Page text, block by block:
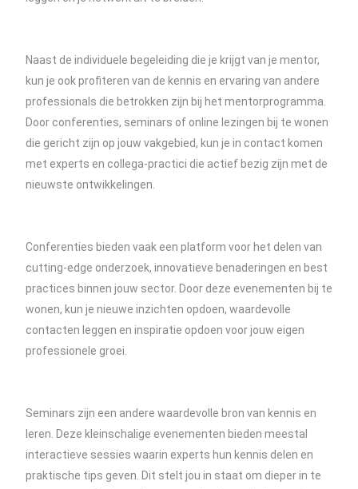
Naast de individuele begeleiding die je krijgt van je mentor,
kun je ook profiteren van de kennis en ervaring van andere
professionals die betrokken zijn bij het mentorprogramma.
Door conferenties, seminars of online lezingen bij te wonen
die gericht zijn op jouw vakgebied, kun je in contact komen
met experts en collega-practici die actief bezig zijn met de
nieuwste ontwikkelingen.
Conferenties bieden vaak een platform voor het delen van
cutting-edge onderzoek, innovatieve benaderingen en best
practices binnen jouw sector. Door deze evenementen bij te
wonen, kun je nieuwe inzichten opdoen, waardevolle
contacten leggen en inspiratie opdoen voor jouw eigen
professionele groei.
Seminars zijn een andere waardevolle bron van kennis en
leren. Deze kleinschalige evenementen bieden meestal
interactieve sessies waarin experts hun kennis delen en
praktische tips geven. Dit stelt jou in staat om dieper in te